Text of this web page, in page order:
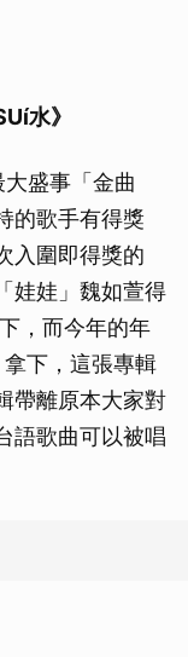
水》
盛事「金曲
的歌手有得獎
入圍即得獎的
娃娃」魏如萱得
，而今年的年
下，這張專輯
帶離原本大家對
語歌曲可以被唱